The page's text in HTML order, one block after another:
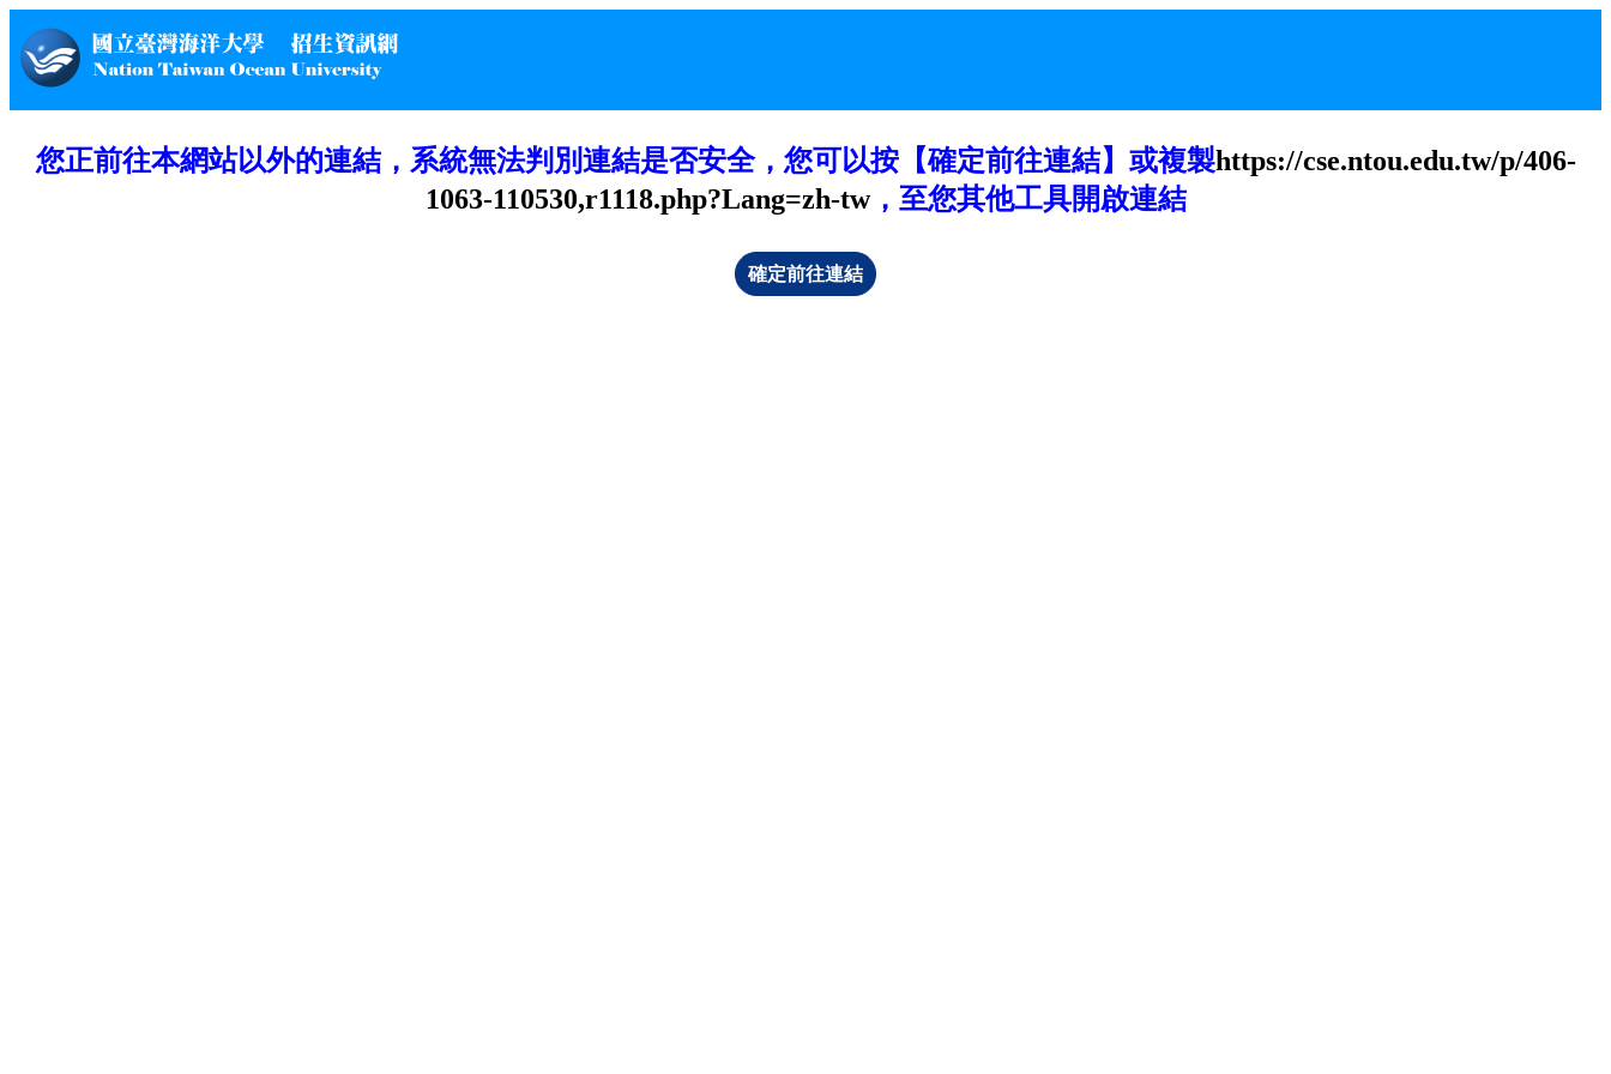
您正前往本網站以外的連結，系統無法判別連結是否安全，您可以按【確定前往連結】或複製https://cse.ntou.edu.tw/p/406-
1063-110530,r1118.php?Lang=zh-tw，至您其他工具開啟連結